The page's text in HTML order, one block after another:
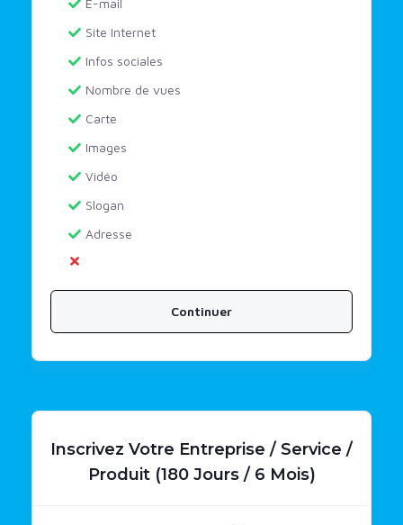
E-mail
Site Internet
Infos sociales
Nombre de vues
Carte
Images
Vidéo
Slogan
Adresse
Continuer
Inscrivez Votre Entreprise / Service /
Produit (180 Jours / 6 Mois)